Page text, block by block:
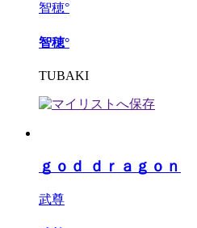
智穂°
智穂°
TUBAKI
ｇｏｄ ｄｒａｇｏｎ
武尊